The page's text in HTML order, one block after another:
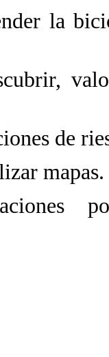
la
de
mapas.